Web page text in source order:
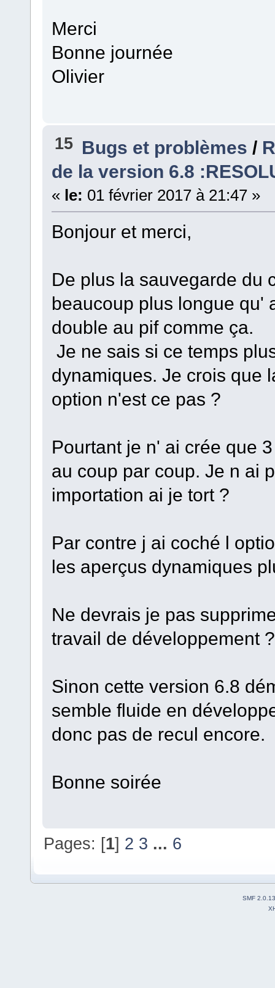
Merci
Bonne journée
Olivier
15 Bugs et problèmes /
de la version 6.8
« le: 01 février 2017 à 21:47 »
Bonjour et merci,
De plus la sauvegarde du
beaucoup plus longue qu'
double au pif comme ça.
Je ne sais si ce temps
dynamiques. Je crois que
option n'est ce pas ?
Pourtant je n' ai crée que
au coup par coup. Je n ai
importation ai je tort ?
Par contre j ai coché l
les aperçus dynamiques
Ne devrais je pas
travail de développement ?
Sinon cette version 6.8
semble fluide en
donc pas de recul encore.
Bonne soirée
Pages: [1] 2 3 ... 6
SMF 2.0.13